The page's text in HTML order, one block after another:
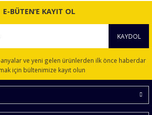
noktaları öneri formunu
eksik bilgiler bulunuyor.
bulunuyor.
daha pahalı.
alternatifler olmalı.
E-BÜTEN’E KAYIT OL
KAYDOL
ve yeni gelen ürünlerden ilk önce haberdar
için bültenimize kayıt olun